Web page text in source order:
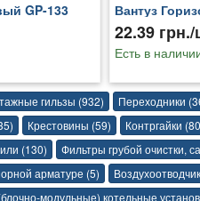
GP-133 Вантуз
22.39
Есть в
гильзы (932) Переходники
Крестовины (59) Контргайки
(130) Фильтры грубой очистки,
арматуре (5)
модульные) котельные